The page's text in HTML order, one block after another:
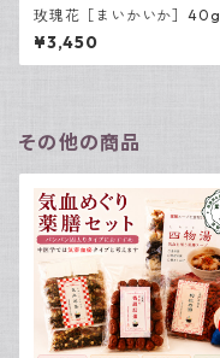
玫瑰花［まいかいか］40g
¥3,450
その他の商品